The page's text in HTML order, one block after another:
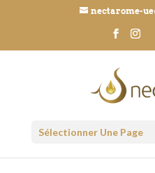
nectarome-
Sélectionner Une Page